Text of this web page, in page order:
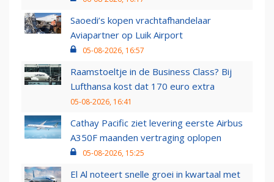
Saoedi’s kopen vrachtafhandelaar
Aviapartner op Luik Airport
05-08-2026, 16:57
Raamstoeltje in de Business Class? Bij
Lufthansa kost dat 170 euro extra
05-08-2026, 16:41
Cathay Pacific ziet levering eerste Airbus
A350F maanden vertraging oplopen
05-08-2026, 15:25
El Al noteert snelle groei in kwartaal met